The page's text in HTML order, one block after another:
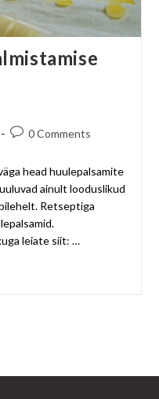
0 Comments
head huulepalsamite
ainult looduslikud
Retseptiga
leiate siit: …